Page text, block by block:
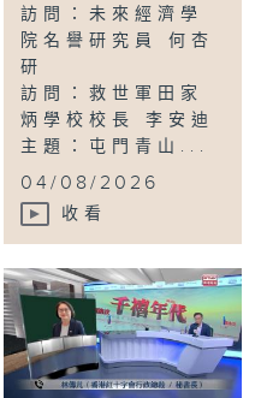
訪問：未來經濟學
院名譽研究員 何杏
研
訪問：救世軍田家
炳學校校長 李安迪
主題：屯門青山...
04/08/2026
收看